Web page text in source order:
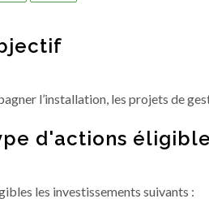
l’installation, les projets de
d'actions
les investissements suivants :